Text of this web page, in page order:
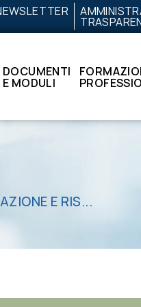
DOCUMENTI
E MODULI
E RIS...